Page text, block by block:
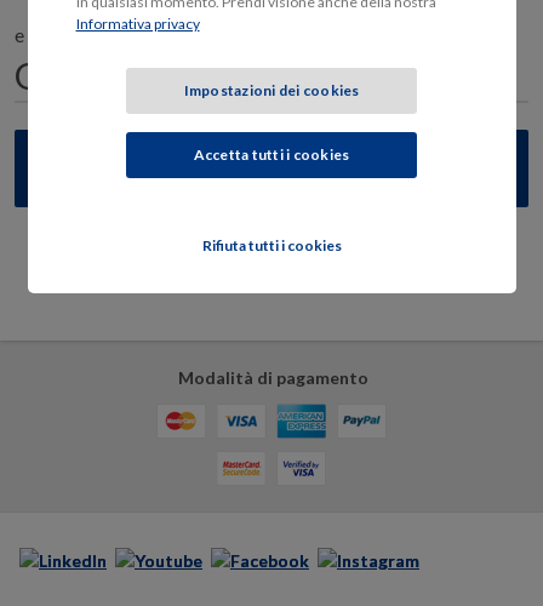
e il proprietario è nato il
Modalità di pagamento
Informativa privacy
Rifiuta tutti i cookies
Impostazioni dei cookies
Accetta tutti i cookies